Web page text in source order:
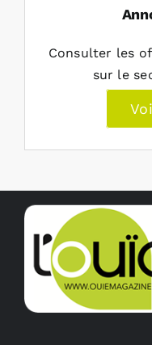
Consulter les
sur le